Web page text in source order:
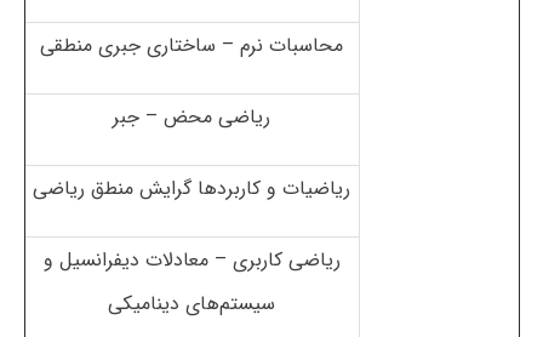
محاسبات نرم – ساختاری جبری منطقی
ریاضی محض – جبر
ریاضیات و کاربردها گرایش منطق ریاضی
ریاضی کاربری – معادلات دیفرانسیل و
سیستم‌های دینامیکی